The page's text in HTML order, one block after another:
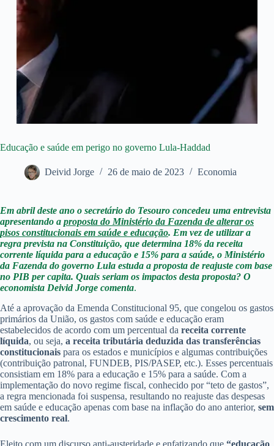
Educação e saúde em perigo no governo Lula-Haddad
Deivid Jorge 26 de maio de 2023 Economia
Em abril deste ano o secretário do Tesouro concedeu uma entrevista
apresentando a proposta do Ministério da Fazenda de alterar os
pisos constitucionais em saúde e educação. Em vez de utilizar a
regra prevista na Constituição, que determina 18% da receita
corrente líquida para a educação e 15% para a saúde, o Ministério
da Fazenda do governo Lula estuda a proposta de reajuste com base
no PIB per capita. Quais seriam os impactos desta proposta? O
economista Deivid Jorge comenta.
Até a aprovação da Emenda Constitucional 95, que congelou os gastos
primários da União, os gastos com saúde e educação eram
estabelecidos de acordo com um percentual da receita corrente
líquida, ou seja, a receita tributária deduzida das transferências
constitucionais para os estados e municípios e algumas contribuições
(contribuição patronal, FUNDEB, PIS/PASEP, etc.). Esses percentuais
consistiam em 18% para a educação e 15% para a saúde. Com a
implementação do novo regime fiscal, conhecido por “teto de gastos”,
a regra mencionada foi suspensa, resultando no reajuste das despesas
em saúde e educação apenas com base na inflação do ano anterior, sem
crescimento real.
Eleito com um discurso anti-austeridade e enfatizando que “educação